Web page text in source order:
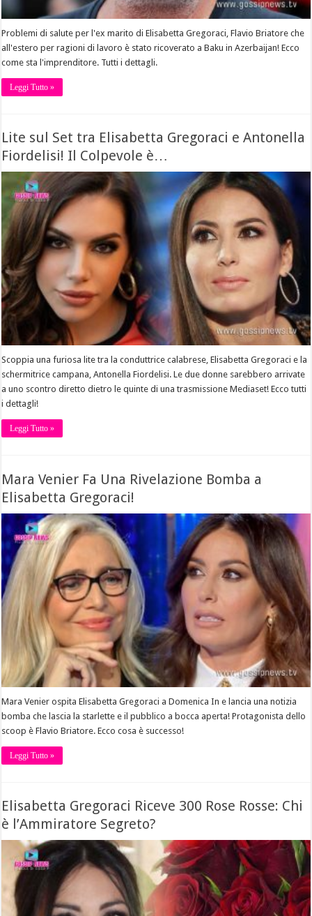
Problemi di salute per l'ex marito di Elisabetta Gregoraci, Flavio Briatore che
all'estero per ragioni di lavoro è stato ricoverato a Baku in Azerbaijan! Ecco
come sta l'imprenditore. Tutti i dettagli.
Leggi Tutto »
Lite sul Set tra Elisabetta Gregoraci e Antonella
Fiordelisi! Il Colpevole è…
Scoppia una furiosa lite tra la conduttrice calabrese, Elisabetta Gregoraci e la
schermitrice campana, Antonella Fiordelisi. Le due donne sarebbero arrivate
a uno scontro diretto dietro le quinte di una trasmissione Mediaset! Ecco tutti
i dettagli!
Leggi Tutto »
Mara Venier Fa Una Rivelazione Bomba a
Elisabetta Gregoraci!
Mara Venier ospita Elisabetta Gregoraci a Domenica In e lancia una notizia
bomba che lascia la starlette e il pubblico a bocca aperta! Protagonista dello
scoop è Flavio Briatore. Ecco cosa è successo!
Leggi Tutto »
Elisabetta Gregoraci Riceve 300 Rose Rosse: Chi
è l’Ammiratore Segreto?